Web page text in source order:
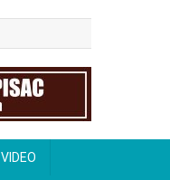
VIDEO